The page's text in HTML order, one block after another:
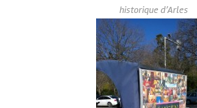
historique d’Arles